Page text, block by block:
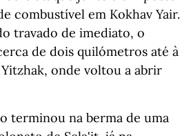
combustível em Kokhav Yair.
travado de imediato, o
de dois quilómetros até à
onde voltou a abrir
terminou na berma de uma